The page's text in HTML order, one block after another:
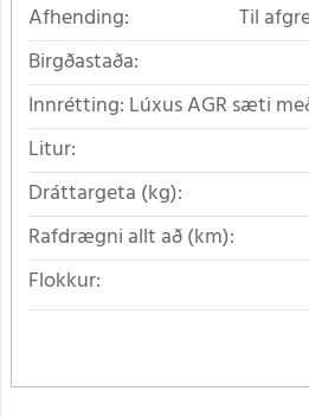
Afhending:
Til
Birgðastaða:
Innrétting: Lúxus AGR sæti
Litur:
Dráttargeta (kg):
Rafdrægni allt að (km):
Flokkur: